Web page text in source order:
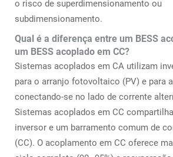
o risco de superdimensionamento ou
subdimensionamento.
Qual é a diferença entre um BESS
um BESS acoplado em CC?
Sistemas acoplados em CA utilizam
para o arranjo fotovoltaico (PV) e para
conectando-se no lado de corrente
Sistemas acoplados em CC
inversor e um barramento comum de
(CC). O acoplamento em CC oferece